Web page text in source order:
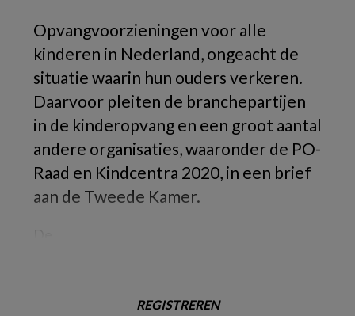
Opvangvoorzieningen voor alle
kinderen in Nederland, ongeacht de
situatie waarin hun ouders verkeren.
Daarvoor pleiten de branchepartijen
in de kinderopvang en een groot aantal
andere organisaties, waaronder de PO-
Raad en Kindcentra 2020, in een brief
aan de Tweede Kamer.
REGISTREREN